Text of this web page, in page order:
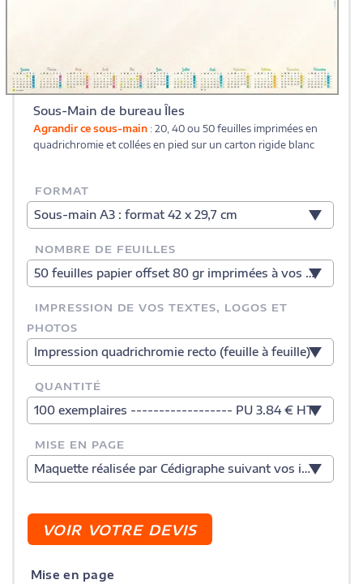
Sous-Main de bureau Îles
Agrandir ce sous-main: 20, 40 ou 50 feuilles imprimées en
quadrichromie et collées en pied sur un carton rigide blanc
FORMAT
Sous-main A3 : format 42 x 29,7 cm
NOMBRE DE FEUILLES
50 feuilles papier offset 80 gr imprimées à vos couleurs
IMPRESSION DE VOS TEXTES, LOGOS ET
PHOTOS
Impression quadrichromie recto (feuille à feuille)
QUANTITÉ
100 exemplaires ------------------ PU 3.84 € HT
MISE EN PAGE
Maquette réalisée par Cédigraphe suivant vos indications
Mise en page